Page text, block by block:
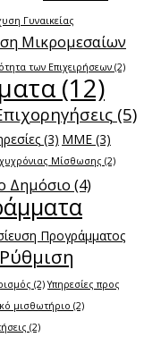
Γυναικείας
Μικρομεσαίων
των Επιχειρήσεων (2)
(12)
(5)
(3) ΜΜΕ (3)
Μίσθωσης (2)
Δημόσιο (4)
Προγράμματος
Ρύθμιση
(2) Υπηρεσίες προς
μισθωτήριο (2)
(2)